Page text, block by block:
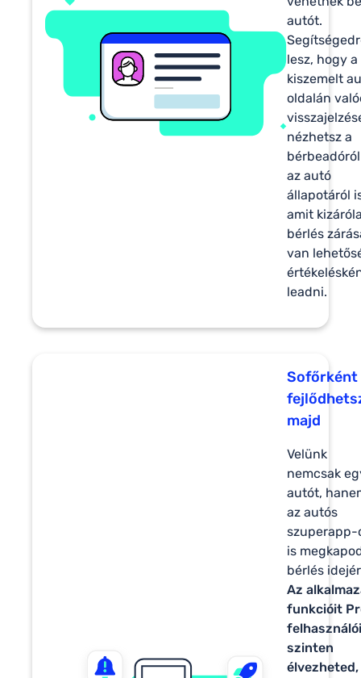
autót.
lesz, hogy a
kiszemelt
oldalán
nézhetsz a
az autó
állapotáról
amit
bérlés
van
leadni.
Sofőrként
majd
Velünk
nemcsak
autót,
az autós
szuperapp-
is
bérlés
Az
funkcióit
felhasználói
szinten
élvezheted,